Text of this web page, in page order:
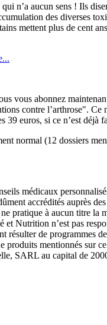
n’a aucun sens ! Ils
des diverses
mettent plus de cent
vous abonnez
contre l’arthrose". Ce
39 euros, si ce n’est déjà
normal (12 dossiers
médicaux
accrédités auprès
pratique à aucun titre la
Nutrition n’est pas
résulter de programmes
mentionnés sur
SARL au capital de